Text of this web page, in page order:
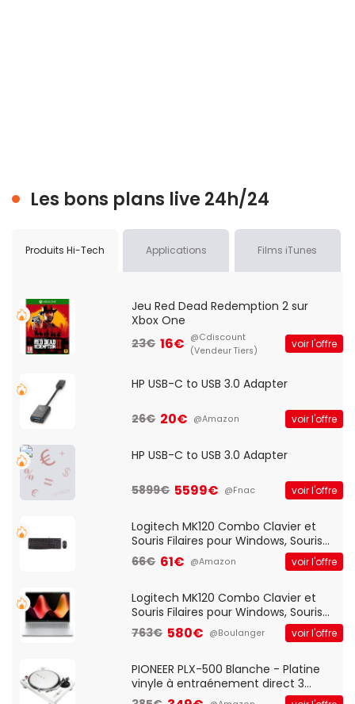
Les bons plans live 24h/24
Produits Hi-Tech Applications Films iTunes
Jeu Red Dead Redemption 2 sur
Xbox One
23€ 16€ @Cdiscount
(Vendeur Tiers)
voir l'offre
HP USB-C to USB 3.0 Adapter
26€ 20€ @Amazon voir l'offre
HP USB-C to USB 3.0 Adapter
5899€ 5599€ @Fnac voir l'offre
Logitech MK120 Combo Clavier et
Souris Filaires pour Windows, Souris
Optique Filaire, Connexion USB Plug
And Play, Confortable, Taille
QWERTY UK - Noir
66€ 61€ @Amazon voir l'offre
Logitech MK120 Combo Clavier et
Souris Filaires pour Windows, Souris
Optique Filaire, Connexion USB Plug
And Play, Confortable, Taille
QWERTY UK - Noir
763€ 580€ @Boulanger voir l'offre
PIONEER PLX-500 Blanche - Platine
vinyle à entraénement direct 3
vitesses (33-45-78 trs/min) avec